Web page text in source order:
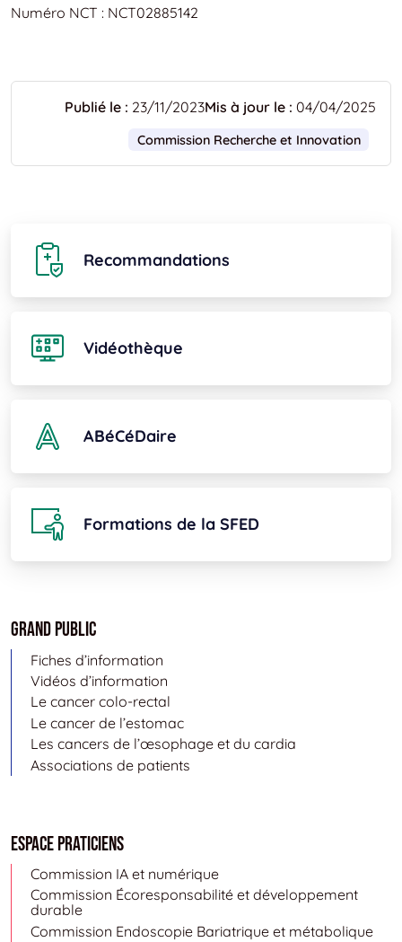
Numéro NCT : NCT02885142
Publié le : 23/11/2023Mis à jour le : 04/04/2025
Commission Recherche et Innovation
Recommandations
Vidéothèque
ABéCéDaire
Formations de la SFED
Grand public
Fiches d’information
Vidéos d’information
Le cancer colo-rectal
Le cancer de l’estomac
Les cancers de l’œsophage et du cardia
Associations de patients
Espace Praticiens
Commission IA et numérique
Commission Écoresponsabilité et développement
durable
Commission Endoscopie Bariatrique et métabolique